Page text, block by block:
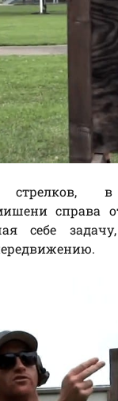
стрелков, в
справа
себе